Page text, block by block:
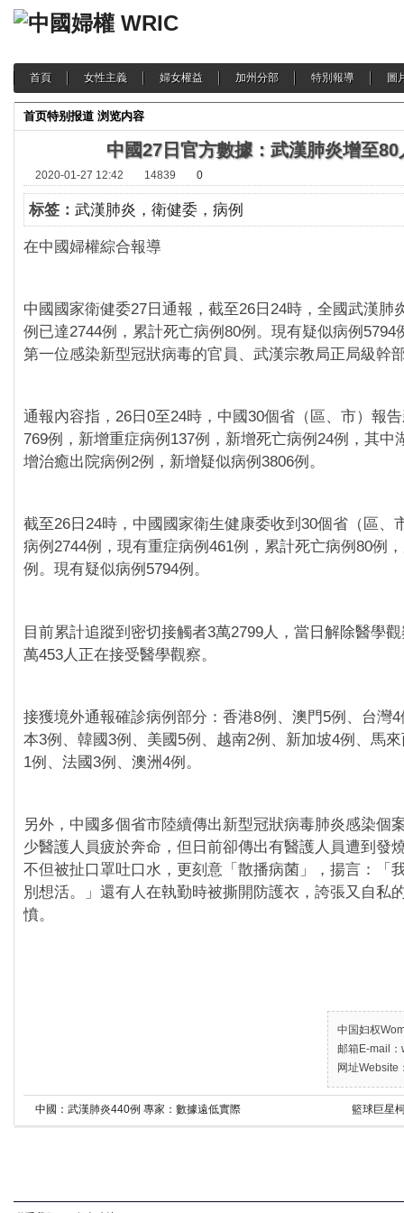
首頁 女性主義 婦女權益 加州分部 特別報導 圖
首页特别报道 浏览内容
中國27日官方數據：武漢肺炎增至80
2020-01-27 12:42 14839 0
标签： 武漢肺炎，衛健委，病例
在中國婦權綜合報導
中國國家衛健委27日通報，截至26日24時，全國武漢肺
例已達2744例，累計死亡病例80例。現有疑似病例5794
第一位感染新型冠狀病毒的官員、武漢宗教局正局級幹
通報內容指，26日0至24時，中國30個省（區、市）報
769例，新增重症病例137例，新增死亡病例24例，其中
增治癒出院病例2例，新增疑似病例3806例。
截至26日24時，中國國家衛生健康委收到30個省（區、
病例2744例，現有重症病例461例，累計死亡病例80例
例。現有疑似病例5794例。
目前累計追蹤到密切接觸者3萬2799人，當日解除醫學
萬453人正在接受醫學觀察。
接獲境外通報確診病例部分：香港8例、澳門5例、台灣
本3例、韓國3例、美國5例、越南2例、新加坡4例、馬
1例、法國3例、澳洲4例。
另外，中國多個省市陸續傳出新型冠狀病毒肺炎感染個
少醫護人員疲於奔命，但日前卻傳出有醫護人員遭到發
不但被扯口罩吐口水，更刻意「散播病菌」，揚言：「
別想活。」還有人在執勤時被撕開防護衣，誇張又自私
憤。
中国妇权
邮箱E-mail
网址Website
中國：武漢肺炎440例 專家：數據遠低實際 籃球巨星